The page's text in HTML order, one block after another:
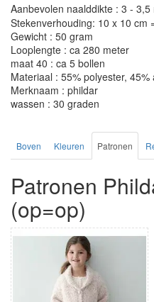
Aanbevolen naalddikte : 3 - 3,5
Stekenverhouding: 10 x 10 cm
Gewicht : 50 gram
Looplengte : ca 280 meter
maat 40 : ca 5 bollen
Materiaal : 55% polyester, 45%
Merknaam : phildar
wassen : 30 graden
Boven Kleuren Patronen
Patronen
(op=op)